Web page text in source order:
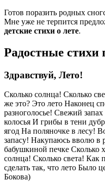
Готов поразить родных
Мне уже не терпится
детские стихи о лете.
Радостные стихи
Здравствуй, Лето!
Сколько солнца! Сколько
же это? Это лето Наконец
разноголосье! Свежий
колосья И грибы в тени
ягод На поляночке в лесу!
запасу! Накупаюсь вволю в
бабушкиной печке Сколько
солнца! Сколько света! Как
сделать так, что лето Было
Бокова)